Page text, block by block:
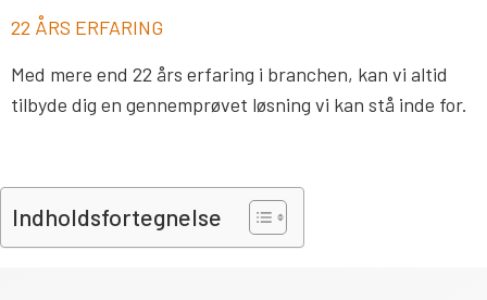
22 ÅRS ERFARING
Med mere end 22 års erfaring i branchen, kan vi altid
tilbyde dig en gennemprøvet løsning vi kan stå inde for.
Indholdsfortegnelse